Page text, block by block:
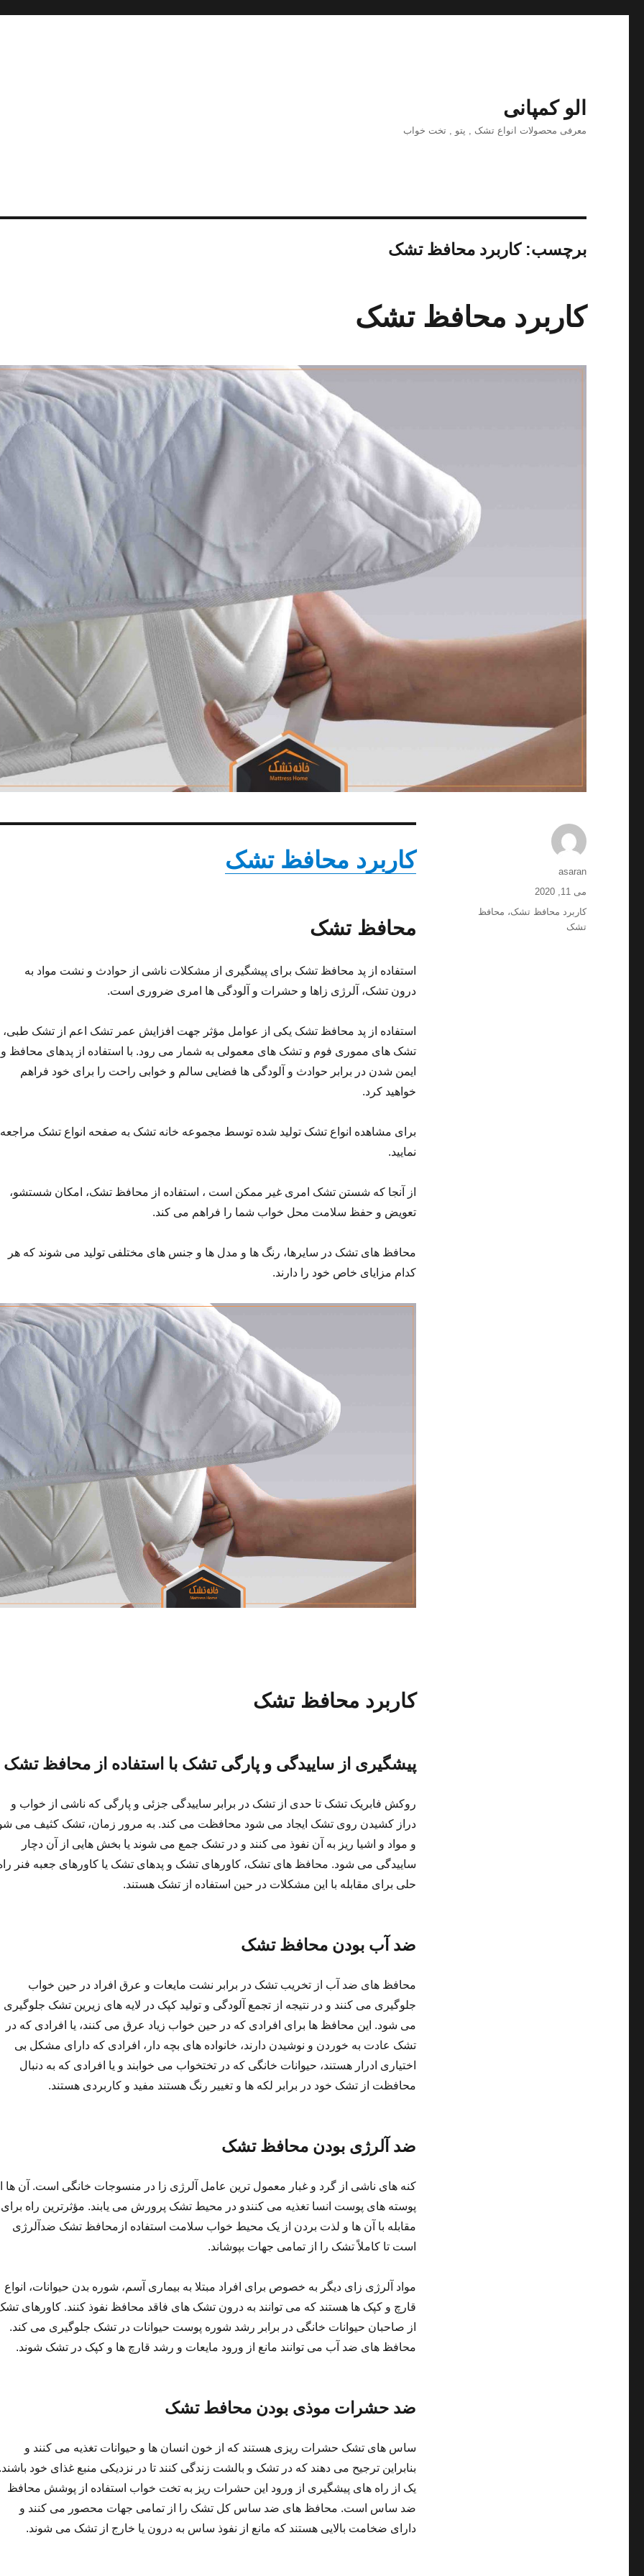
الو کمپانی
معرفی محصولات انواع تشک , پتو , تخت خواب
برچسب:کاربرد محافظ تشک
کاربرد محافظ تشک
کاربرد محافظ تشک
محافظ تشک
استفاده از پد محافظ تشک برای پیشگیری از مشکلات ناشی از حوادث و نشت مواد به
درون تشک، آلرژی زاها و حشرات و آلودگی ها امری ضروری است.
استفاده از پد محافظ تشک یکی از عوامل مؤثر جهت افزایش عمر تشک اعم از تشک طبی،
تشک های مموری فوم و تشک های معمولی به شمار می رود. با استفاده از پدهای محافظ و
ایمن شدن در برابر حوادث و آلودگی ها فضایی سالم و خوابی راحت را برای خود فراهم
خواهید کرد.
برای مشاهده انواع تشک تولید شده توسط مجموعه خانه تشک به صفحه انواع تشک مراجعه
نمایید.
از آنجا که شستن تشک امری غیر ممکن است ، استفاده از محافظ تشک، امکان شستشو،
تعویض و حفظ سلامت محل خواب شما را فراهم می کند.
محافظ های تشک در سایرها، رنگ ها و مدل ها و جنس های مختلفی تولید می شوند که هر
کدام مزایای خاص خود را دارند.
کاربرد محافظ تشک
پیشگیری از ساییدگی و پارگی تشک با استفاده از محافظ تشک
روکش فابریک تشک تا حدی از تشک در برابر ساییدگی جزئی و پارگی که ناشی از خواب و
دراز کشیدن روی تشک ایجاد می شود محافظت می کند. به مرور زمان، تشک کثیف می
و مواد و اشیا ریز به آن نفوذ می کنند و در تشک جمع می شوند یا بخش هایی از آن دچار
ساییدگی می شود. محافظ های تشک، کاورهای تشک و پدهای تشک یا کاورهای جعبه فنر
حلی برای مقابله با این مشکلات در حین استفاده از تشک هستند.
ضد آب بودن محافظ تشک
محافظ های ضد آب از تخریب تشک در برابر نشت مایعات و عرق افراد در حین خواب
جلوگیری می کنند و در نتیجه از تجمع آلودگی و تولید کپک در لایه های زیرین تشک جلوگیری
می شود. این محافظ ها برای افرادی که در حین خواب زیاد عرق می کنند، یا افرادی که در
تشک عادت به خوردن و نوشیدن دارند، خانواده های بچه دار، افرادی که دارای مشکل بی
اختیاری ادرار هستند، حیوانات خانگی که در تختخواب می خوابند و یا افرادی که به دنبال
محافظت از تشک خود در برابر لکه ها و تغییر رنگ هستند مفید و کاربردی هستند.
ضد آلرژی بودن محافظ تشک
کنه های ناشی از گرد و غبار معمول ترین عامل آلرژی زا در منسوجات خانگی است. آن ها
پوسته های پوست انسا تغذیه می کنندو در محیط تشک پرورش می یابند. مؤثرترین راه برای
مقابله با آن ها و لذت بردن از یک محیط خواب سلامت استفاده ازمحافظ تشک ضدآلرژی
است تا کاملاً تشک را از تمامی جهات بپوشاند.
مواد آلرژی زای دیگر به خصوص برای افراد مبتلا به بیماری آسم، شوره بدن حیوانات، انواع
قارچ و کپک ها هستند که می توانند به درون تشک های فاقد محافظ نفوذ کنند. کاورهای
از صاحبان حیوانات خانگی در برابر رشد شوره پوست حیوانات در تشک جلوگیری می کند.
محافظ های ضد آب می توانند مانع از ورود مایعات و رشد قارچ ها و کپک در تشک شوند.
ضد حشرات موذی بودن محافط تشک
ساس های تشک حشرات ریزی هستند که از خون انسان ها و حیوانات تغذیه می کنند و
بنابراین ترجیح می دهند که در تشک و بالشت زندگی کنند تا در نزدیکی منبع غذای خود
یک از راه های پیشگیری از ورود این حشرات ریز به تخت خواب استفاده از پوشش محافظ
ضد ساس است. محافظ های ضد ساس کل تشک را از تمامی جهات محصور می کنند و
دارای ضخامت بالایی هستند که مانع از نفوذ ساس به درون یا خارج از تشک می شوند.
نویسنده
asaran
ارسال
شده
می 11, 2020
برچسب‌ها
کاربرد محافظ تشک، محافظ
تشک